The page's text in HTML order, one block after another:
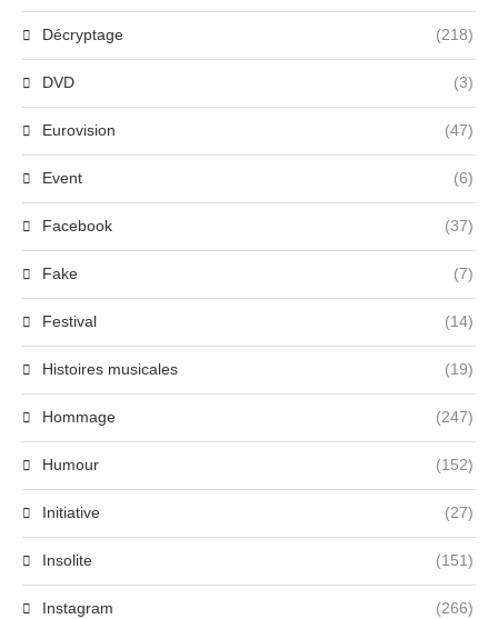
Décryptage (218)
DVD (3)
Eurovision (47)
Event (6)
Facebook (37)
Fake (7)
Festival (14)
Histoires musicales (19)
Hommage (247)
Humour (152)
Initiative (27)
Insolite (151)
Instagram (266)